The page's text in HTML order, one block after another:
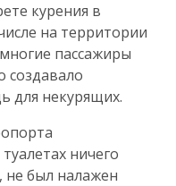
курения в
на территории
пассажиры
создавало
для некурящих.
ничего
не был налажен